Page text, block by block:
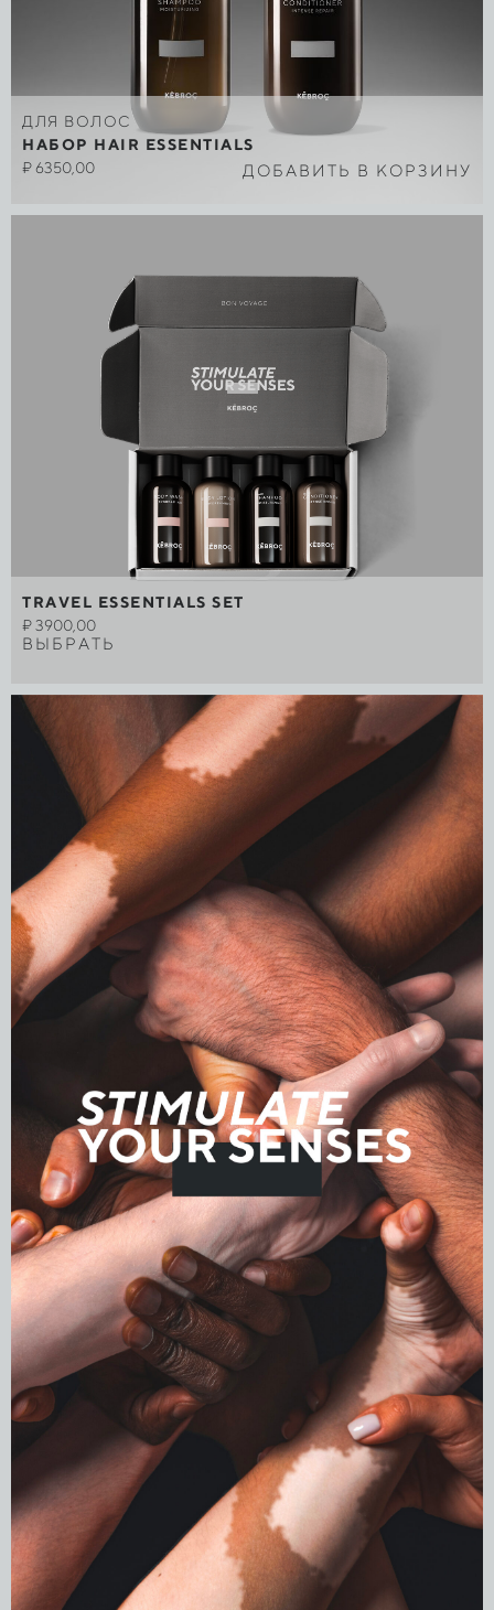
ДЛЯ ВОЛОС
НАБОР HAIR ESSENTIALS
₽6350,00 ДОБАВИТЬ В КОРЗИНУ
TRAVEL ESSENTIALS SET
₽3900,00
ВЫБРАТЬ